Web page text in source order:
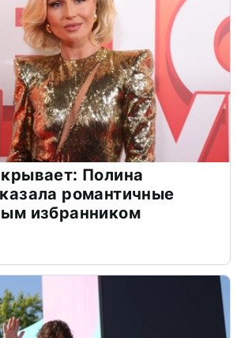
Полина
романтичные
избранником